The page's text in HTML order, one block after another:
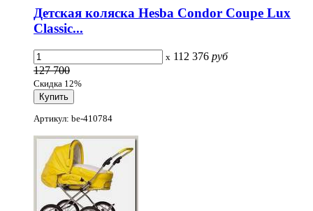
Детская коляска Hesba Condor Coupe Lux
Classic...
x 112 376 руб
127 700
Скидка 12%
Артикул: be-410784